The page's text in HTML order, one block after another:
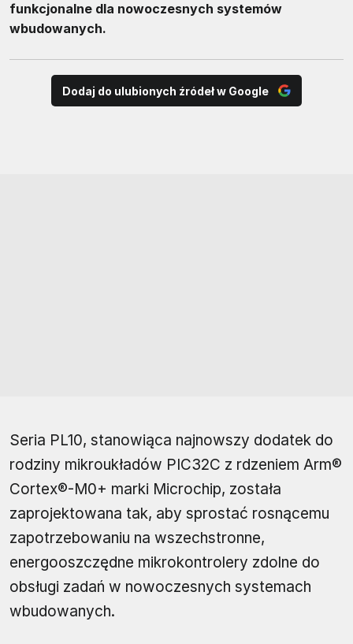
funkcjonalne dla nowoczesnych systemów
wbudowanych.
Dodaj do ulubionych źródeł w Google
Seria PL10, stanowiąca najnowszy dodatek do
rodziny mikroukładów PIC32C z rdzeniem Arm®
Cortex®-M0+ marki Microchip, została
zaprojektowana tak, aby sprostać rosnącemu
zapotrzebowaniu na wszechstronne,
energooszczędne mikrokontrolery zdolne do
obsługi zadań w nowoczesnych systemach
wbudowanych.